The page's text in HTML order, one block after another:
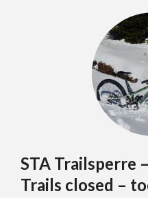
STA Trailsperre
Trails closed –